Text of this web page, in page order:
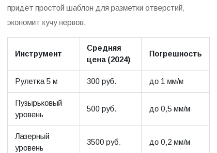
придёт простой шаблон для разметки отверстий,
экономит кучу нервов.
Инструмент
Средняя
цена (2024)
Погрешность
Рулетка 5 м 300 руб. до 1 мм/м
Пузырьковый
уровень
500 руб. до 0,5 мм/м
Лазерный
уровень
3500 руб. до 0,2 мм/м